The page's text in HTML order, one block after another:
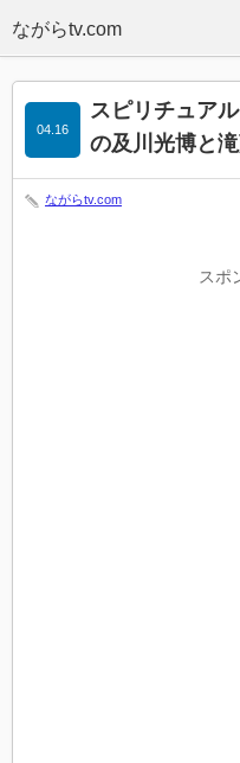
スピリチュア
の及川光博と
04.16
ながらtv.com
スポ